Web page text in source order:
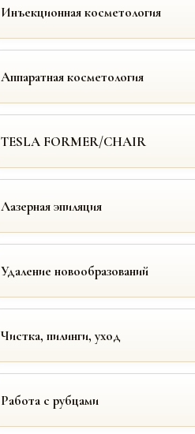
Инъекционная косметология
Аппаратная косметология
TESLA FORMER/CHAIR
Лазерная эпиляция
Удаление новообразований
Чистка, пилинги, уход
Работа с рубцами